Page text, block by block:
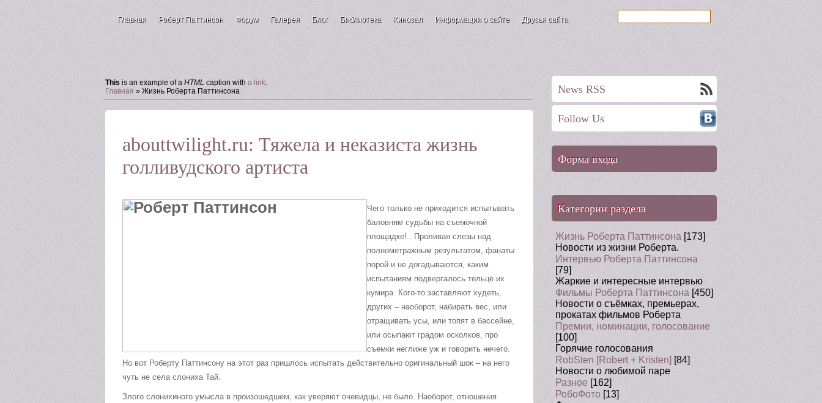
Главная Роберт Паттинсон Форум Галерея Блог Библиотека Кинозал Информация о сайте Друзья сайта
This is an example of a HTML caption with a link.
Главная » Жизнь Роберта Паттинсона
abouttwilight.ru: Тяжела и неказиста жизнь
голливудского артиста
Чего только не приходится испытывать
баловням судьбы на съемочной
площадке!.. Проливая слезы над
полнометражным результатом, фанаты
порой и не догадываются, каким
испытаниям подвергалось тельце их
кумира. Кого-то заставляют худеть,
других – наоборот, набирать вес, или
отращивать усы, или топят в бассейне,
или осыпают градом осколков, про
съемки неглиже уж и говорить нечего.
Но вот Роберту Паттинсону на этот раз пришлось испытать действительно оригинальный шок – на него
чуть не села слониха Тай.
Злого слонихиного умысла в произошедшем, как уверяют очевидцы, не было. Наоборот, отношения
News RSS
Follow Us
Форма входа
Категории раздела
Жизнь Роберта Паттинсона [173]
Новости из жизни Роберта.
Интервью Роберта Паттинсона
[79]
Жаркие и интересные интервью
Фильмы Роберта Паттинсона [450]
Новости о съёмках, премьерах,
прокатах фильмов Роберта
Премии, номинации, голосование
[100]
Горячие голосования
RobSten [Robert + Kristen] [84]
Новости о любимой паре
Разное [162]
РобоФото [13]